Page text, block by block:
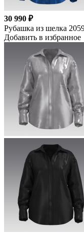
30 990 ₽
Рубашка из шелка
Добавить в избранное